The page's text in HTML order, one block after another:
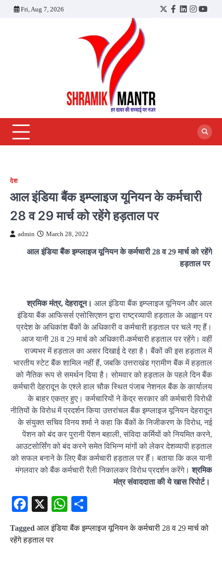
Fri, Aug 7, 2026
Twitter
Facebook
LinkedIn
देश
आल इंडिया बैंक इम्प्लाइज यूनियन के कर्मचारी
28 व 29 मार्च को रहेंगे हड़ताल पर
admin March 28, 2022
आल इंडिया बैंक इम्प्लाइज यूनियन के कर्मचारी 28 व 29 मार्च को रहेंगे
हड़ताल पर
श्रमिक मंत्र, देहरादून। आल इंडिया बैंक इम्प्लाइज यूनियन और आल
इंडिया बैंक आफिसर्स एसोसिएशन द्वारा राष्ट्रव्यापी हड़ताल के आह्वान पर
प्रदेश के अधिकांश बैंकों के अधिकारी व कर्मचारी हड़ताल पर चले गए हैं।
आज यानी 28 व 29 मार्च को अधिकारी-कर्मचारी हड़ताल पर रहेंगे। वहीं
राज्‍यभर में हड़ताल का असर दिखाई दे रहा है। बैंकों की इस हड़ताल में
भारतीय स्टेट बैंक शामिल नहीं हैं, जबकि उत्तराखंड ग्रामीण बैंक में हड़ताल
को नैतिक रूप से समर्थन दिया है। सोमवार को हड़ताल के पहले दिन बैंक
कर्मचारी देहरादून के एश्ले हाल चौक स्थित पंजाब नेशनल बैंक के कार्यालय
के बाहर एकत्र हुए। कर्मचारियों ने केंद्र सरकार की कर्मचारी विरोधी
नीतियों के विरोध में प्रदर्शन किया उत्तरांचल बैंक इम्प्लाइज यूनियन देहरादून
के संयुक्त सचिव विनय शर्मा ने कहा कि बैंकों के निजीकरण के विरोध, नई
पेंशन को बंद कर पुरानी पेंशन बहाली, संविदा कर्मियों को नियमित करने,
आउटसोर्सिंग को बंद करने समेत विभिन्न मांगों को लेकर देशव्यापी हड़ताल
को सफल बनाने के लिए बैंक कर्मचारी हड़ताल पर हैं। बताया कि कल यानी
मंगलवार को बैंक कर्मचारी रैली निकालकर विरोध प्रदर्शन करेंगे।श्रमिक
मंत्र संवाददाता की ये खास रिपोर्ट।
Facebook
X WhatsApp
Tagged आल इंडिया बैंक इम्प्लाइज यूनियन के कर्मचारी 28 व 29 मार्च को
रहेंगे हड़ताल पर